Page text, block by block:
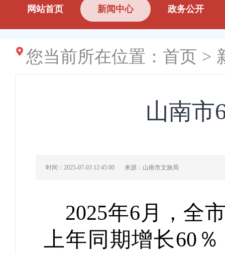
网站首页 新闻中心 政务公开
您当前所在位置： 首页 >
山南市
时间：2025-07-03 12:45:00 来源：山南市文旅局
2025年6 月，全
上年同期增长60